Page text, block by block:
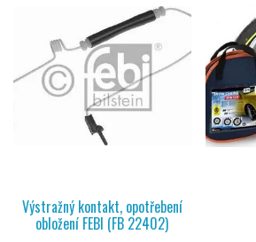
Výstražný kontakt, opotřebení
obložení FEBI (FB 22402)